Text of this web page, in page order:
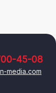
45-08
media.com